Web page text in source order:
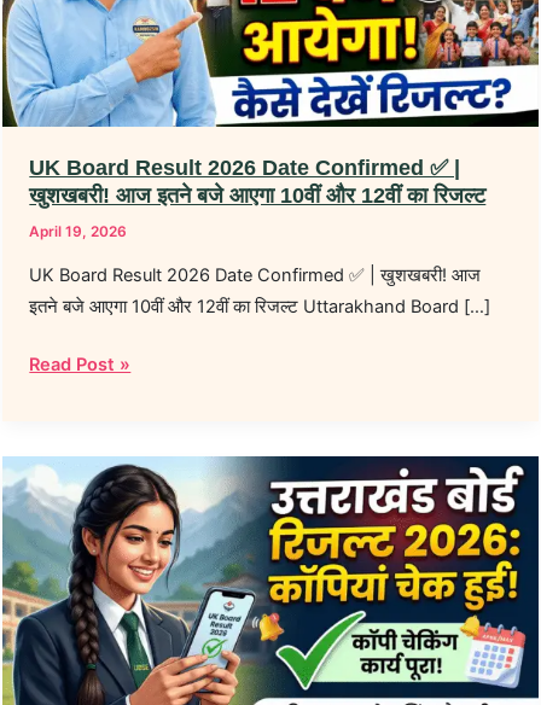
UK Board Result 2026 Date Confirmed ✅ |
खुशखबरी! आज इतने बजे आएगा 10वीं और 12वीं का रिजल्ट
April 19, 2026
UK Board Result 2026 Date Confirmed ✅ | खुशखबरी! आज
इतने बजे आएगा 10वीं और 12वीं का रिजल्ट Uttarakhand Board […]
✅
|
खुशखबरी!
आज
बजे
और
12वीं
रिजल्ट
Read Post »
चेकिंग
का
काम
हुआ
अब
आएगा
10वीं-12वीं
रिजल्ट!
उत्तराखंड
बोर्ड
10वीं
12वीं
यहाँ
मार्कशीट
डाउनलोड
एक्टिव!